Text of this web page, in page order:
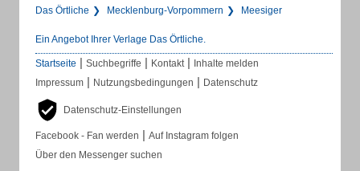
Das Örtliche Mecklenburg-Vorpommern Meesiger
Ein Angebot Ihrer Verlage Das Örtliche.
Startseite | Suchbegriffe | Kontakt | Inhalte melden
Impressum | Nutzungsbedingungen | Datenschutz
Datenschutz-Einstellungen
Facebook - Fan werden | Auf Instagram folgen
Über den Messenger suchen